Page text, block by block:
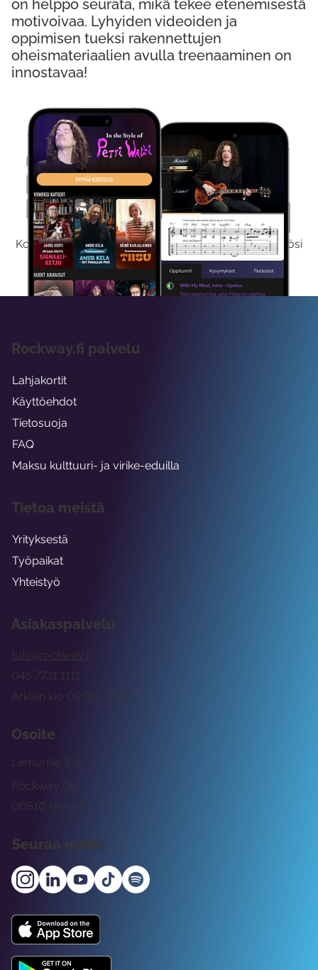
Kokeile Ilmaiseksi
Kokeilemalla ilmaiseksi saat koko sisältömme käyttöösi
viikon ajaksi.
on helppo seurata, mikä tekee etenemisestä
motivoivaa. Lyhyiden videoiden ja
oppimisen tueksi rakennettujen
oheismateriaalien avulla treenaaminen on
innostavaa!
Asiakaspalvelu
tuki@rockway.fi
Arkisin klo 09:00 -15:00
045 7731 1111
Osoite
Rockway Oy
Lemuntie 3-5
00510 Helsinki
Seuraa meitä
Rockway.fi palvelu
Lahjakortit
Käyttöehdot
Tietosuoja
FAQ
Maksu kulttuuri- ja virike-eduilla
Tietoa meistä
Yrityksestä
Työpaikat
Yhteistyö